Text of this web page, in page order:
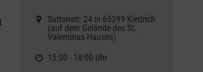
Suttonstr. 24 in 65399 Kiedrich
(auf dem Gelände des St.
Valentinus Hauses)
15:00 - 18:00 Uhr